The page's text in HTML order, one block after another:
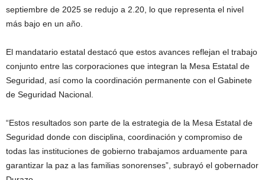
septiembre de 2025 se redujo a 2.20, lo que representa el nivel
más bajo en un año.
El mandatario estatal destacó que estos avances reflejan el trabajo
conjunto entre las corporaciones que integran la Mesa Estatal de
Seguridad, así como la coordinación permanente con el Gabinete
de Seguridad Nacional.
“Estos resultados son parte de la estrategia de la Mesa Estatal de
Seguridad donde con disciplina, coordinación y compromiso de
todas las instituciones de gobierno trabajamos arduamente para
garantizar la paz a las familias sonorenses”, subrayó el gobernador